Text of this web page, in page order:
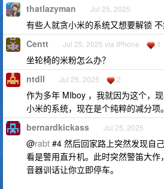
thatlazyman Jul 25, 2025
有些人就贪小米的系统又想要解锁
Centt Jul 25, 2025 via iPhone 1
坐轮椅的米粉怎么办？
ntdll Jul 25, 2025 2
作为多年 MIboy ，我就因为这个，
小米的系统，现在是个纯粹的减分项。
bernardkickass Jul 25, 2025
@rabt #4 然后回家路上突然发现自
看是警用直升机。此时突然警笛大
音器训话让你立即停车。